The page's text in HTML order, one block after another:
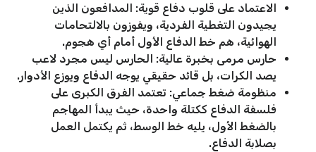
الاعتماد على قلوب دفاع قوية: المدافعون الذين
يجيدون التغطية الفردية، ويفوزون بالالتحامات
الهوائية، هم خط الدفاع الأول أمام أي هجوم.
حارس مرمى بخبرة عالية: الحارس ليس مجرد لاعب
يصد الكرات، بل قائد حقيقي يوجه الدفاع ويوزع الأدوار.
منظومة ضغط جماعي: تعتمد الفرق الكبرى على
فلسفة الدفاع ككتلة واحدة، حيث يبدأ المهاجم
بالضغط الأول، يليه خط الوسط، ثم يكتمل العمل
بصلابة الدفاع.